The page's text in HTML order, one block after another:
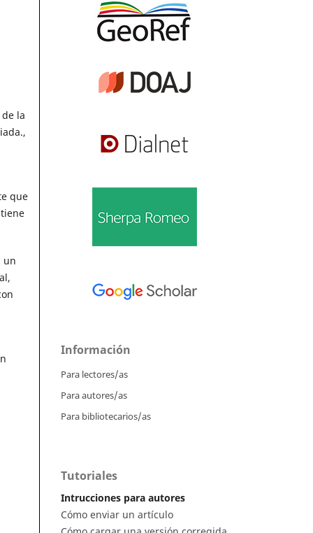
la
que
un
Información
Para lectores/as
Para autores/as
Para bibliotecarios/as
Tutoriales
Intrucciones para autores
Cómo enviar un artículo